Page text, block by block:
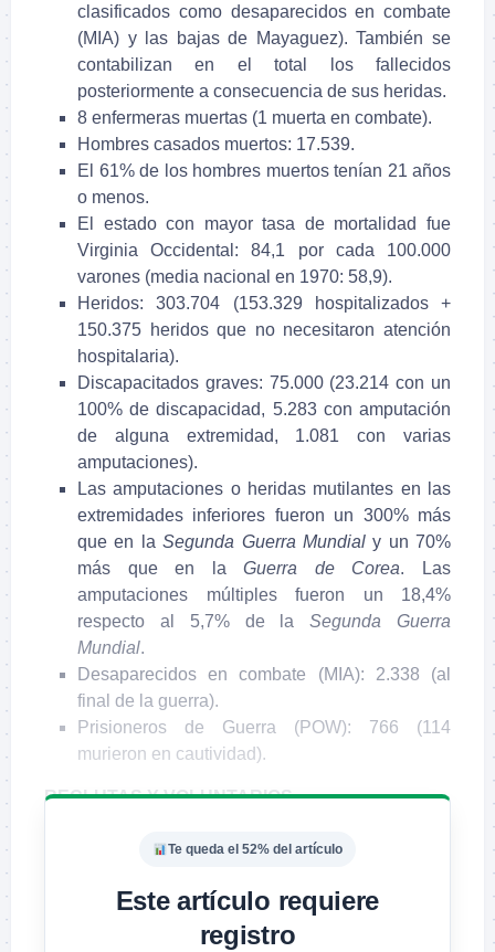
clasificados como desaparecidos en combate
(MIA) y las bajas de Mayaguez). También se
contabilizan en el total los fallecidos
posteriormente a consecuencia de sus heridas.
8 enfermeras muertas (1 muerta en combate).
Hombres casados muertos: 17.539.
El 61% de los hombres muertos tenían 21 años
o menos.
El estado con mayor tasa de mortalidad fue
Virginia Occidental: 84,1 por cada 100.000
varones (media nacional en 1970: 58,9).
Heridos: 303.704 (153.329 hospitalizados +
150.375 heridos que no necesitaron atención
hospitalaria).
Discapacitados graves: 75.000 (23.214 con un
100% de discapacidad, 5.283 con amputación
de alguna extremidad, 1.081 con varias
amputaciones).
Las amputaciones o heridas mutilantes en las
extremidades inferiores fueron un 300% más
que en laSegunda Guerra Mundialy un 70%
más que en laGuerra de Corea. Las
amputaciones múltiples fueron un 18,4%
respecto al 5,7% de laSegunda Guerra
Mundial.
Desaparecidos en combate (MIA): 2.338 (al
final de la guerra).
Prisioneros de Guerra (POW): 766 (114
murieron en cautividad).
RECLUTAS Y VOLUNTARIOS
Te queda el 52% del artículo
Este artículo requiere
registro